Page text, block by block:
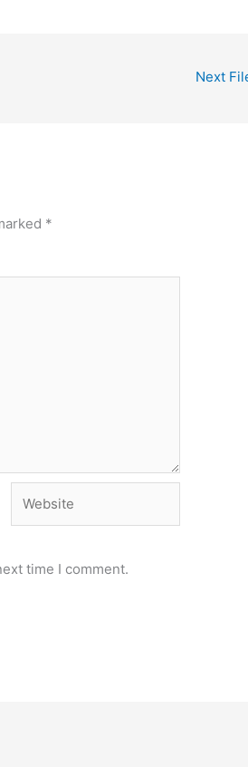
Next
*
time I comment.